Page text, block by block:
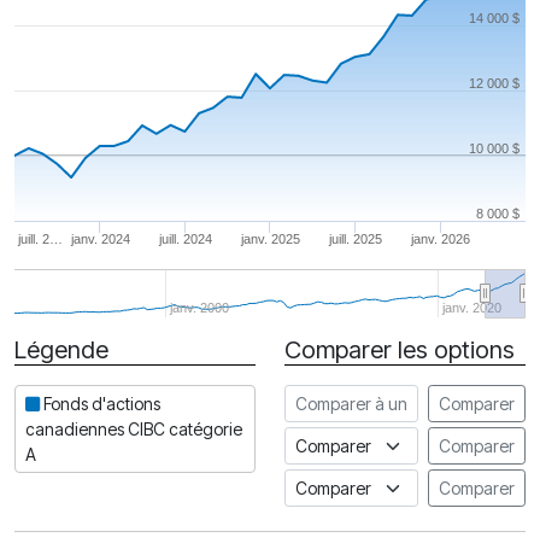
juill. 2… janv. 2024 juill. 2024 janv. 2025 juill. 2025 janv. 2026
janv. 2000 janv. 2020
10 000 $
8 000 $
12 000 $
14 000 $
Date
Légende
Fonds d'actions
canadiennes CIBC catégorie
A
Comparer les options
Comparer à un autre fonds
Comparer
Comparer à un indiceComparer
Comparer à un Indice de
Comparer